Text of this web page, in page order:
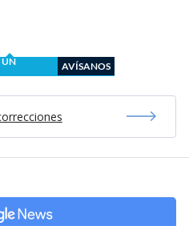
UN
AVÍSANOS